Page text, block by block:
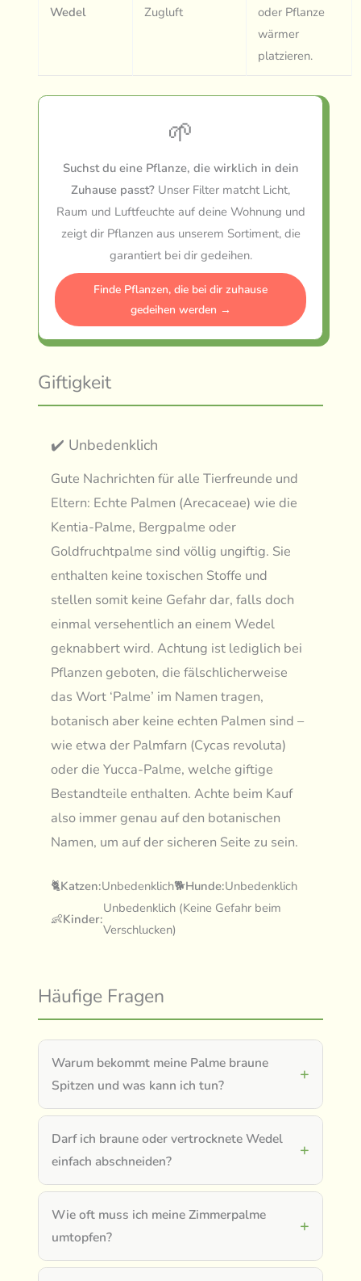
Wedel
Zugluft
oder Pflanze
wärmer
platzieren.
🌱
Suchst du eine Pflanze, die wirklich in dein
Zuhause passt? Unser Filter matcht Licht,
Raum und Luftfeuchte auf deine Wohnung und
zeigt dir Pflanzen aus unserem Sortiment, die
garantiert bei dir gedeihen.
Finde Pflanzen, die bei dir zuhause
gedeihen werden →
Giftigkeit
✔️ Unbedenklich
Gute Nachrichten für alle Tierfreunde und
Eltern: Echte Palmen (Arecaceae) wie die
Kentia-Palme, Bergpalme oder
Goldfruchtpalme sind völlig ungiftig. Sie
enthalten keine toxischen Stoffe und
stellen somit keine Gefahr dar, falls doch
einmal versehentlich an einem Wedel
geknabbert wird. Achtung ist lediglich bei
Pflanzen geboten, die fälschlicherweise
das Wort ‘Palme’ im Namen tragen,
botanisch aber keine echten Palmen sind –
wie etwa der Palmfarn (Cycas revoluta)
oder die Yucca-Palme, welche giftige
Bestandteile enthalten. Achte beim Kauf
also immer genau auf den botanischen
Namen, um auf der sicheren Seite zu sein.
🐈Katzen:Unbedenklich🐕Hunde:Unbedenklich
👶Kinder:
Unbedenklich (Keine Gefahr beim
Verschlucken)
Häufige Fragen
Warum bekommt meine Palme braune
Spitzen und was kann ich tun?
Darf ich braune oder vertrocknete Wedel
einfach abschneiden?
Wie oft muss ich meine Zimmerpalme
umtopfen?